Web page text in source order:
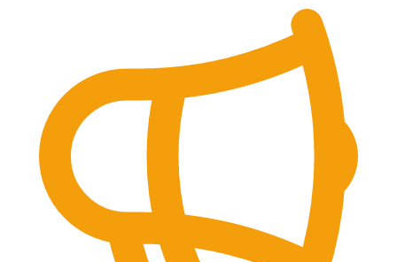
SEO-Beratung Linkaufbau-Studie Linkaufbau
SEO-
Beratung
SEO-Mentoring
So funktioniert es
Sprache
🇪🇸 ES
🇬🇧 EN 🇫🇷 FR 🇩🇪 DE